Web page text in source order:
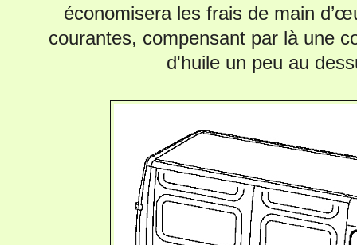
économisera les frais de main
courantes, compensant par là une
d'huile un peu au